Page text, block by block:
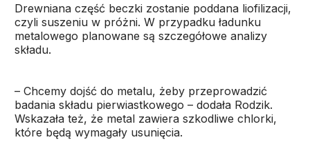
Drewniana część beczki zostanie poddana liofilizacji,
czyli suszeniu w próżni. W przypadku ładunku
metalowego planowane są szczegółowe analizy
składu.
– Chcemy dojść do metalu, żeby przeprowadzić
badania składu pierwiastkowego – dodała Rodzik.
Wskazała też, że metal zawiera szkodliwe chlorki,
które będą wymagały usunięcia.